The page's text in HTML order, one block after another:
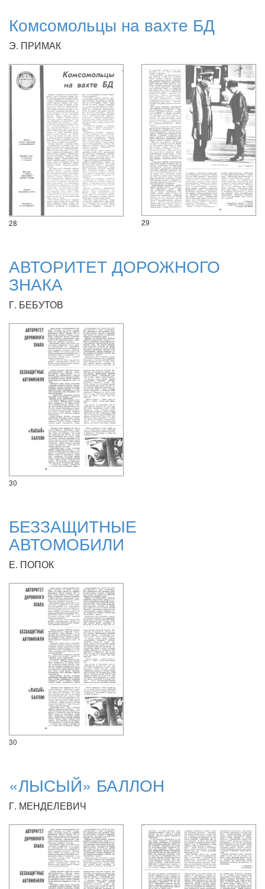
Комсомольцы на вахте БД
Э. ПРИМАК
28 29
АВТОРИТЕТ ДОРОЖНОГО
ЗНАКА
Г. БЕБУТОВ
30
БЕЗЗАЩИТНЫЕ
АВТОМОБИЛИ
Е. ПОПОК
30
«ЛЫСЫЙ» БАЛЛОН
Г. МЕНДЕЛЕВИЧ